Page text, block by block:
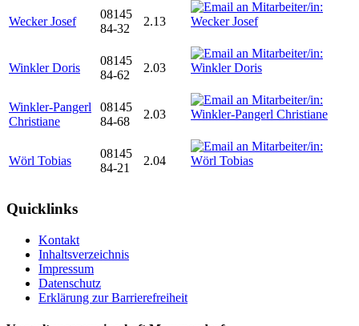
Wecker Josef
08145
84-32
2.13
Winkler Doris
08145
84-62
2.03
Winkler-Pangerl
Christiane
08145
84-68
2.03
Wörl Tobias
08145
84-21
2.04
Quicklinks
Kontakt
Inhaltsverzeichnis
Impressum
Datenschutz
Erklärung zur Barrierefreiheit